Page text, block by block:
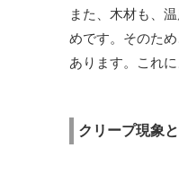
また、木材も、
めです。そのた
あります。これ
クリープ現象